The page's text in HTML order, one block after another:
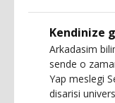
Kendinize
Arkadasim
sende o
Yap meslegi
disarisi